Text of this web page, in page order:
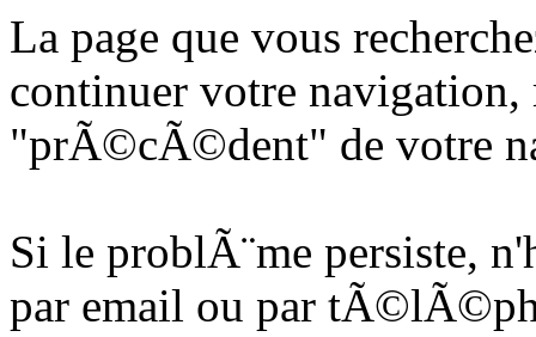
La page que vous
continuer votre
"prÃ©cÃ©dent" de votre
Si le problÃ¨me persiste,
par email ou par